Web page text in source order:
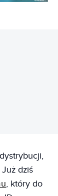
dziś
, który do